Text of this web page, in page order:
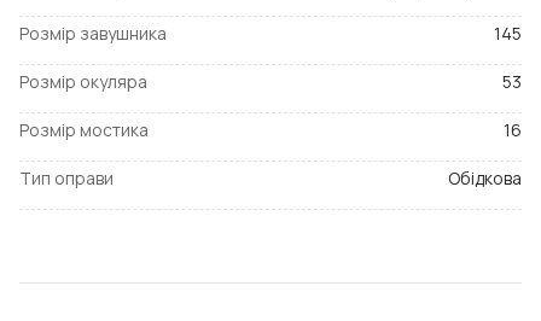
Розмір завушника 145
Розмір окуляра 53
Розмір мостика 16
Тип оправи Обідкова